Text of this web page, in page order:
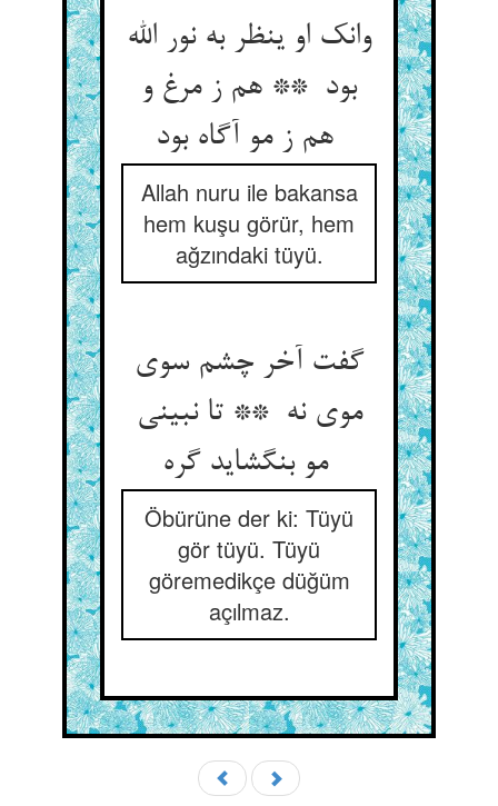
وانک او ینظر به نور الله
بود ** هم ز مرغ و
Allah nuru ile bakansa
hem kuşu görür, hem
ağzındaki tüyü.
گفت آخر چشم سوی
موی نه ** تا نبینی
مو بنگشاید گره
Öbürüne der ki: Tüyü
gör tüyü. Tüyü
göremedikçe düğüm
açılmaz.